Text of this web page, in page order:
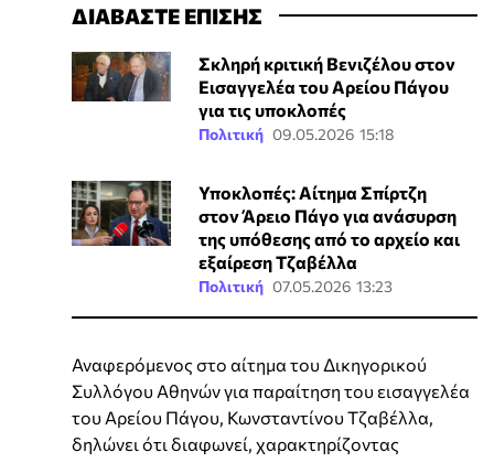
ΔΙΑΒΑΣΤΕ ΕΠΙΣΗΣ
Σκληρή κριτική Βενιζέλου στον
Εισαγγελέα του Αρείου Πάγου
για τις υποκλοπές
Πολιτική 09.05.2026 15:18
Υποκλοπές: Αίτημα Σπίρτζη
στον Άρειο Πάγο για ανάσυρση
της υπόθεσης από το αρχείο και
εξαίρεση Τζαβέλλα
Πολιτική 07.05.2026 13:23
Αναφερόμενος στο αίτημα του Δικηγορικού
Συλλόγου Αθηνών για παραίτηση του εισαγγελέα
του Αρείου Πάγου, Κωνσταντίνου Τζαβέλλα,
δηλώνει ότι διαφωνεί, χαρακτηρίζοντας